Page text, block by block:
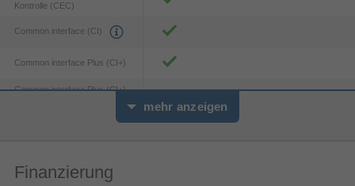
Dolby Vision.Atmos
Sehen. Hören. Spektakulär.
Die Verschmelzung von Dolby Vision™ HDR-
Bildgebung und Dolby Atmos®-Sound verwandelt
deinen Fernseher in ein Entertainment-Kraftpaket.
Kontrolle (CEC)
Common interface (CI)
Common interface Plus (CI+)
Common interface Plus (CI+)
Anzahl RF Anschlüsse
mehr anzeigen
Finanzierung